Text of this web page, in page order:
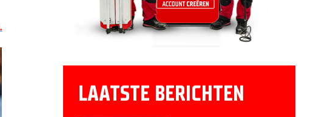
LAATSTE BERICHTEN